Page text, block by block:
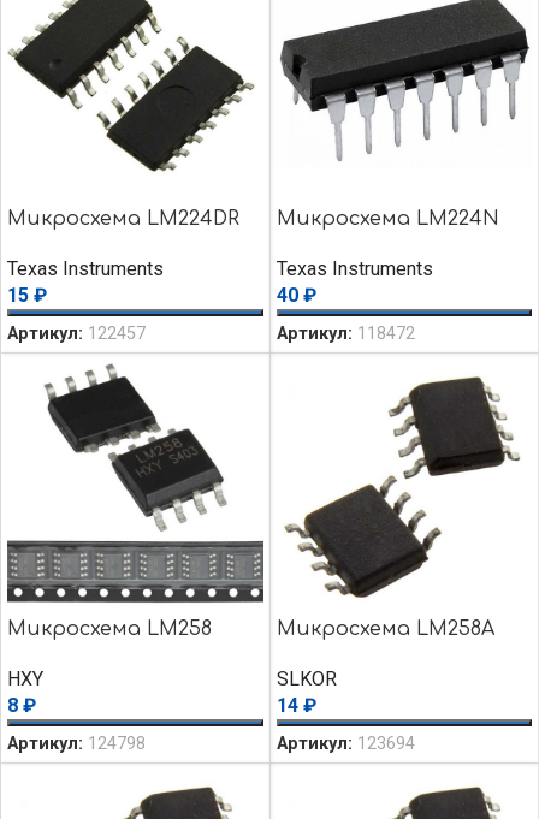
Микросхема LM224DR
Texas Instruments
15 ₽
Артикул: 122457
Микросхема LM224N
Texas Instruments
40 ₽
Артикул: 118472
Микросхема LM258
HXY
8 ₽
Артикул: 124798
Микросхема LM258A
SLKOR
14 ₽
Артикул: 123694